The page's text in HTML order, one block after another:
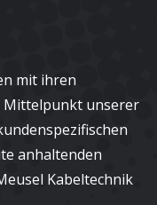
mit ihren
Mittelpunkt unserer
anhaltenden
Kabeltechnik